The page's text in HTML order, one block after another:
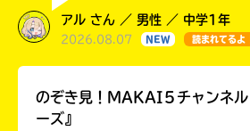
アル さん ／ 男性 ／ 中学1年
2026.08.07 NEW 読まれてるよ
のぞき見！MAKAI５チャンネル
ーズ』